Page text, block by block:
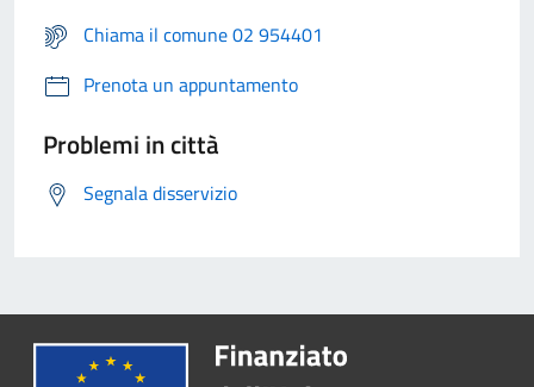
Chiama il comune 02 954401
Prenota un appuntamento
Problemi in città
Segnala disservizio